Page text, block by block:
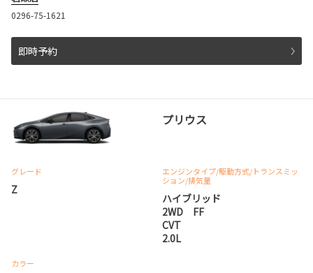
0296-75-1621
即時予約
プリウス
グレード
Z
エンジンタイプ/駆動方式/トランスミッ
ション/排気量
ハイブリッド
2WD FF
CVT
2.0L
カラー